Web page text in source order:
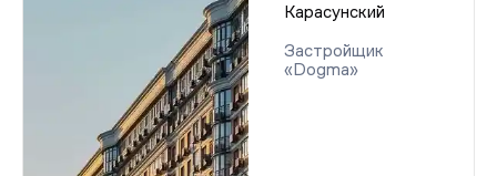
Карасунский
Застройщик
«Dogma»